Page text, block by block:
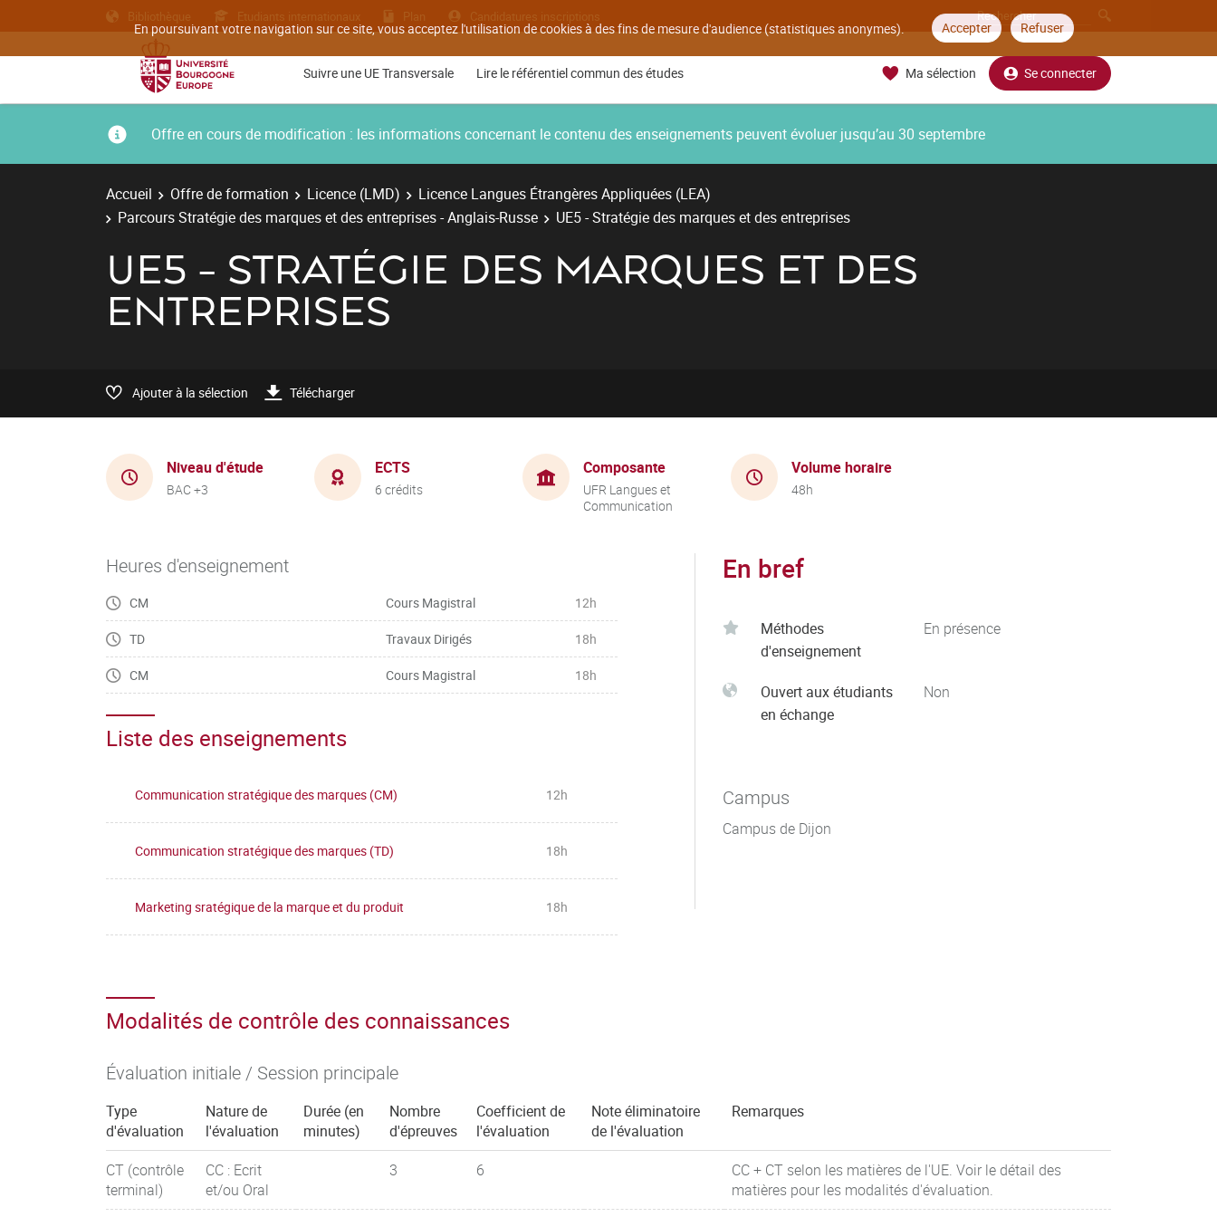
En poursuivant votre navigation sur ce site, vous acceptez l'utilisation de cookies à des fins de mesure d'audience (statistiques anonymes). Accepter Refuser
Bibliothèque Etudiants internationaux Plan Candidatures inscriptions
Suivre une UE Transversale Lire le référentiel commun des études Ma sélection Se connecter
Offre en cours de modification : les informations concernant le contenu des enseignements peuvent évoluer jusqu’au 30 septembre
Accueil Offre de formation Licence (LMD)
Licence Langues Étrangères Appliquées (LEA)
Parcours Stratégie des marques et des entreprises - Anglais-Russe
UE5 - Stratégie des marques et des entreprises
UE5 - STRATÉGIE DES MARQUES ET DES
ENTREPRISES
Ajouter à la sélection Télécharger
Niveau d'étude
BAC +3
ECTS
6 crédits
Composante
UFR Langues et
Communication
Volume horaire
48h
Heures d'enseignement
CM Cours Magistral 12h
TD Travaux Dirigés 18h
CM Cours Magistral 18h
Liste des enseignements
Communication stratégique des marques (CM) 12h
Communication stratégique des marques (TD) 18h
Marketing sratégique de la marque et du produit 18h
En bref
Méthodes
d'enseignement
En présence
Ouvert aux étudiants
en échange
Non
Campus
Campus de Dijon
Modalités de contrôle des connaissances
Évaluation initiale / Session principale
Type
d'évaluation
Nature de
l'évaluation
Durée (en
minutes)
Nombre
d'épreuves
Coefficient de
l'évaluation
Note éliminatoire
de l'évaluation
Remarques
CT (contrôle
terminal)
CC : Ecrit
et/ou Oral
3 6
CC + CT selon les matières de l'UE. Voir le détail des
matières pour les modalités d'évaluation.